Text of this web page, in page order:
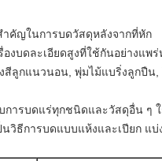
คัญในการบดวัสดุหลังจากที่หัก
องบดละเอียดสูงที่ใช้กันอย่างแพ
สีลูกแนวนอน, พุ่มไม้แบริ่งลูกปืน,
การบดแร่ทุกชนิดและวัสดุอื่น ๆ
นวิธีการบดแบบแห้งและเปียก แ